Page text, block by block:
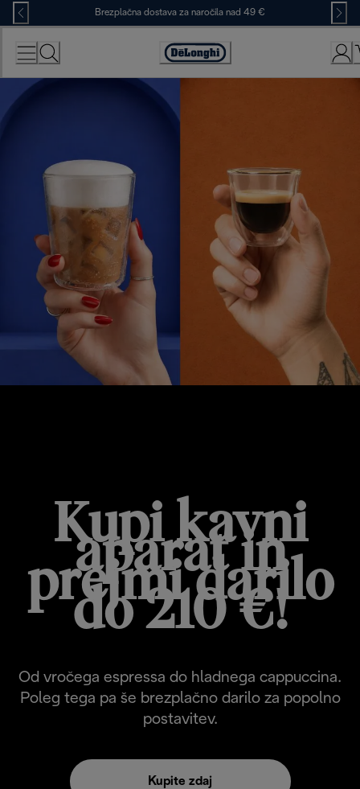
Skip
to
Content
Brezplačna dostava za naročila nad 49 €
Accessibility
Statement
Kupi kavni
aparat in
prejmi darilo
do 210 €!
Od vročega espressa do hladnega cappuccina.
Poleg tega pa še brezplačno darilo za popolno
postavitev.
Kupite zdaj